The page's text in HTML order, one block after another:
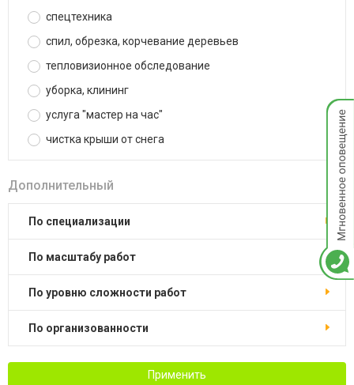
спецтехника
спил, обрезка, корчевание деревьев
тепловизионное обследование
уборка, клининг
услуга "мастер на час"
чистка крыши от снега
Дополнительный
по специализации
по масштабу работ
по уровню сложности работ
по организованности
Применить